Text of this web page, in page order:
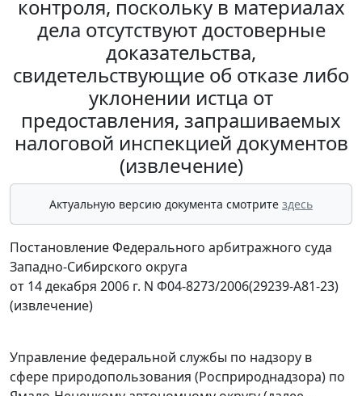
контроля, поскольку в материалах
дела отсутствуют достоверные
доказательства,
свидетельствующие об отказе либо
уклонении истца от
предоставления, запрашиваемых
налоговой инспекцией документов
(извлечение)
Актуальную версию документа смотрите здесь
Постановление Федерального арбитражного суда
Западно-Сибирского округа
от 14 декабря 2006 г. N Ф04-8273/2006(29239-А81-23)
(извлечение)
Управление федеральной службы по надзору в
сфере природопользования (Росприроднадзора) по